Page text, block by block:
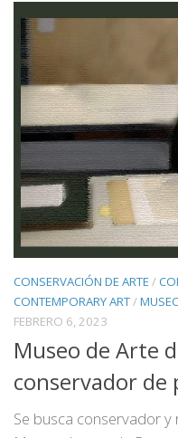
CONSERVACIÓN DE ARTE /
CONTEMPORARY ART/
FEBRERO 6, 2023
Museo de Arte
conservador de
Se busca conservador